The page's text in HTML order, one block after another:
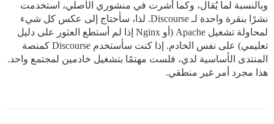
وبالنسبة لما يُقال، وكما أشرت في منشوري الأصلي، استخدمت
نشرًا بنقرة واحدة لـ Discourse. لذا، سأحتاج إلى عكس كل شيء
لمحاولة تشغيل Apache (أو Nginx إذا لم أستطع العثور على دليل
تعليمي) على نفس الخادم. إذا كنت سأستخدم Discourse كمنصة
المنتدى الأساسية لدي، فلست مهتمًا بتشغيل خادمين لمجتمع واحد.
هذا مجرد أمر غير منطقي.